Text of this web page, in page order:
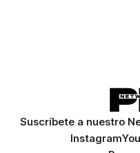
Suscríbete a nuestro
Instagram